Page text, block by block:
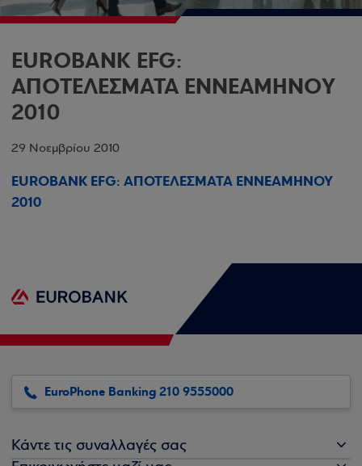
EUROBANK EFG:
ΑΠΟΤΕΛΕΣΜΑΤΑ ΕΝΝΕΑΜΗΝΟΥ
2010
29 Νοεμβρίου 2010
EUROBANK EFG: ΑΠΟΤΕΛΕΣΜΑΤΑ ΕΝΝΕΑΜΗΝΟΥ
2010
EuroPhone Banking 210 9555000
Κάντε τις συναλλαγές σας